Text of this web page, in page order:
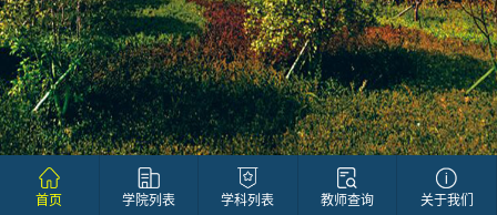
首页 学院列表 学科列表 教师查询 关于我们